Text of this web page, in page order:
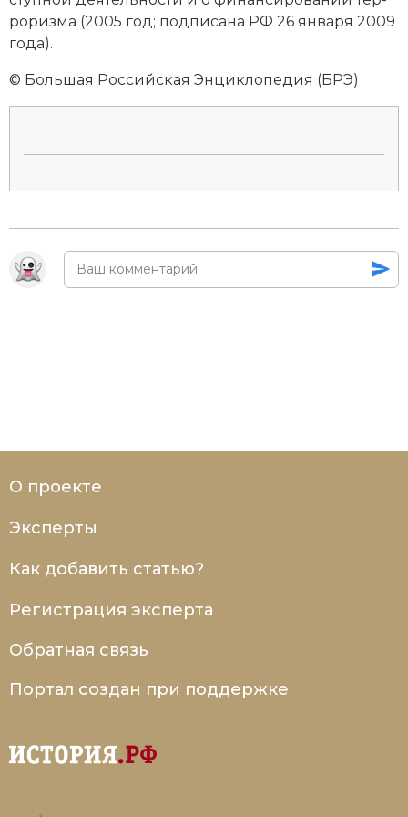
Социально-экономическая история
Специальные исторические дисциплины
ро­риз­ма (2005 год; под­пи­са­на РФ 26 января 2009
года).
© Большая Российская Энциклопедия (БРЭ)
О проекте
Эксперты
Как добавить статью?
Регистрация эксперта
Обратная связь
Портал создан при поддержке